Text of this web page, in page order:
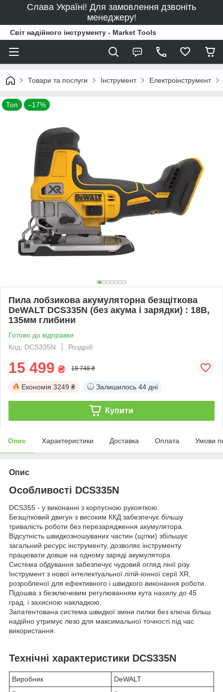
Слава Україні! Для замовлення дзвоніть
менеджеру!
Світ надійного інструменту - Market Tools
Товари та послуги Інструмент Електроінструмент
Топ –17%
Пила лобзикова акумуляторна безщіткова
DeWALT DCS335N (без акума і зарядки) : 18B,
135мм глибини
Готово до відправки
Код: DCS335N
Роздріб
15 499 ₴ 18 748 ₴
Економія 3249 ₴ Залишилось 44 дні
Купити
Опис Характеристики Доставка Оплата Умови
Опис
Особливості DCS335N
DCS355 - у виконанні з корпусною рукояткою.
Безщітковий двигун з високим ККД забезпечує більшу
тривалість роботи без перезарядження акумулятора.
Відсутність швидкозношуваних частин (щітки) збільшує
загальний ресурс інструменту, дозволяє інструменту
працювати довше на одному заряді акумулятора.
Система обдування забезпечує чудовий огляд лінії різу.
Інструмент з нової інтелектуальної літій-іонної cерії XR,
розробленої для ефективного і швидкого виконання роботи.
Підошва з безключевим регулюванням кута нахилу до 45
град. і захисною накладкою.
Запатентована система швидкої зміни пилки без ключа більш
надійно утримує лезо для максимальної точності під час
використання.
Технічні характеристики DCS335N
Виробник
DeWALT